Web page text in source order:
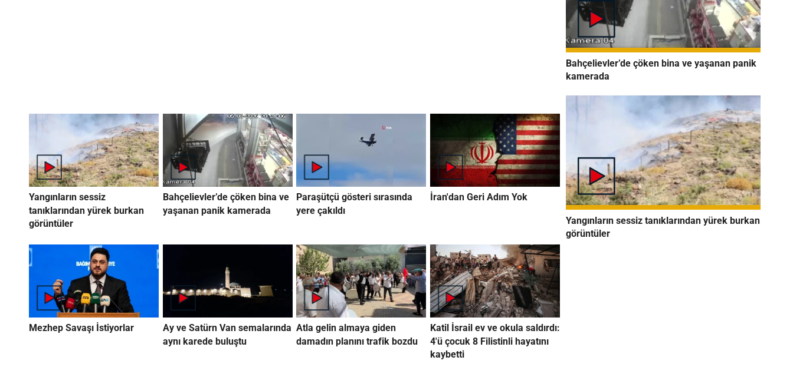
Yangınların sessiz
tanıklarından yürek burkan
görüntüler
Bahçelievler’de çöken bina ve
yaşanan panik kamerada
Paraşütçü gösteri sırasında
yere çakıldı
İran'dan Geri Adım Yok
Mezhep Savaşı İstiyorlar
Ay ve Satürn Van semalarında
aynı karede buluştu
Atla gelin almaya giden
damadın planını trafik bozdu
Katil İsrail ev ve okula saldırdı:
4'ü çocuk 8 Filistinli hayatını
kaybetti
Bahçelievler’de çöken bina ve yaşanan panik
kamerada
Yangınların sessiz tanıklarından yürek burkan
görüntüler